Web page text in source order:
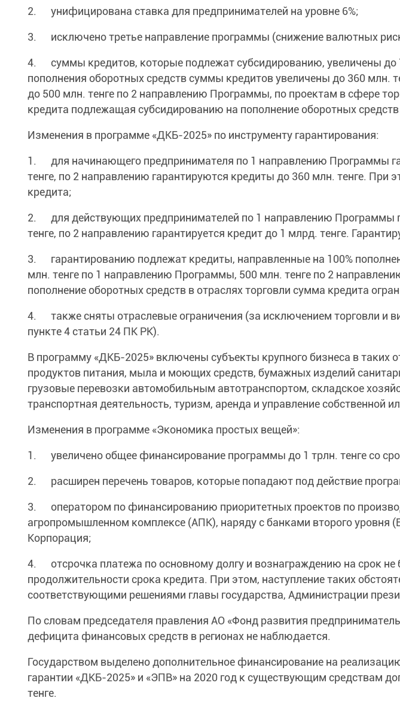
2. унифицирована ставка для предпринимателей на уровне 6%;
3. исключено третье направление программы (снижение валютных
4. суммы кредитов, которые подлежат субсидированию, увеличены до
пополнения оборотных средств суммы кредитов увеличены до 360 млн.
до 500 млн. тенге по 2 направлению Программы, по проектам в сфере
кредита подлежащая субсидированию на пополнение оборотных средств
Изменения в программе «ДКБ-2025» по инструменту гарантирования:
1. для начинающего предпринимателя по 1 направлению Программы
тенге, по 2 направлению гарантируются кредиты до 360 млн. тенге. При
кредита;
2. для действующих предпринимателей по 1 направлению Программы
тенге, по 2 направлению гарантируется кредит до 1 млрд. тенге.
3. гарантированию подлежат кредиты, направленные на 100%
млн. тенге по 1 направлению Программы, 500 млн. тенге по 2
пополнение оборотных средств в отраслях торговли сумма кредита
4. также сняты отраслевые ограничения (за исключением торговли и
пункте 4 статьи 24 ПК РК).
В программу «ДКБ-2025» включены субъекты крупного бизнеса в таких
продуктов питания, мыла и моющих средств, бумажных изделий
грузовые перевозки автомобильным автотранспортом, складское
транспортная деятельность, туризм, аренда и управление собственной
Изменения в программе «Экономика простых вещей»:
1. увеличено общее финансирование программы до 1 трлн. тенге со
2. расширен перечень товаров, которые попадают под действие
3. оператором по финансированию приоритетных проектов по
агропромышленном комплексе (АПК), наряду с банками второго уровня
Корпорация;
4. отсрочка платежа по основному долгу и вознаграждению на срок не
продолжительности срока кредита. При этом, наступление таких
соответствующими решениями главы государства, Администрации
По словам председателя правления АО «Фонд развития
дефицита финансовых средств в регионах не наблюдается.
Государством выделено дополнительное финансирование на
гарантии «ДКБ-2025» и «ЭПВ» на 2020 год к существующим средствам
тенге.